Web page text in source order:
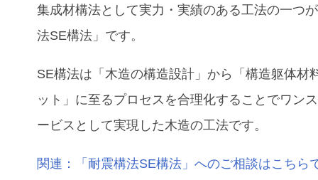
集成材構法として実力・実績のある工法の一つ
法SE構法」です。
SE構法は「木造の構造設計」から「構造躯体材
ット」に至るプロセスを合理化することでワン
ービスとして実現した木造の工法です。
関連：「耐震構法SE構法」へのご相談はこちら